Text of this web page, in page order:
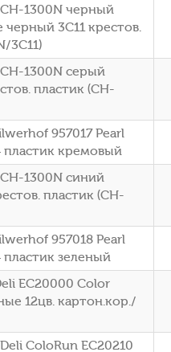
1300N черный
3C11 крестов.
3C11)
1300N серый
пластик (CH-
957017 Pearl
пластик кремовый
1300N синий
пластик (CH-
957018 Pearl
зеленый
EC20000 Color
12цв. картон.кор./
ColoRun EC20210